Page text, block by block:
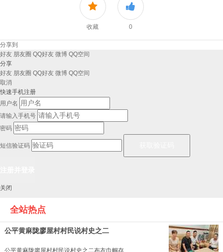
收藏 0
分享到
好友 朋友圈 QQ好友 微博 QQ空间
分享
好友 朋友圈 QQ好友 微博 QQ空间
取消
快速手机注册
用户名
请输入手机号
密码
短信验证码
关闭
全站热点
公平黄麻陇廖屋村村民说村史之二
公平黄麻陇廖屋村村民说村史之二布衣巾帼存